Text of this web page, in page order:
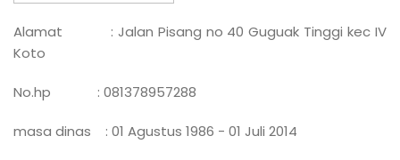
Alamat : Jalan Pisang no 40 Guguak Tinggi kec IV
Koto
No.hp : 081378957288
masa dinas : 01 Agustus 1986 - 01 Juli 2014